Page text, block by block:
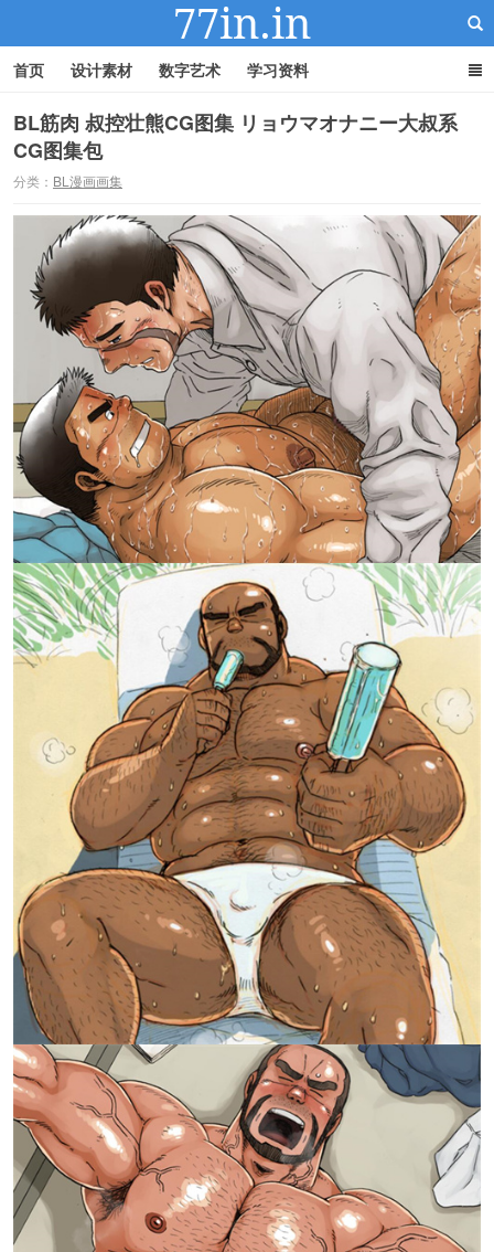
首页 设计素材 数字艺术 学习资料
BL筋肉 叔控壮熊CG图集 リョウマオナニー大叔系
CG图集包
分类： BL漫画画集